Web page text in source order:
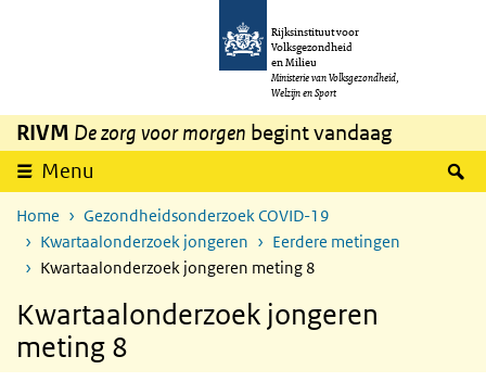
Overslaan en naar de inhoud gaan
Rijksinstituut voor
Volksgezondheid
en Milieu
Ministerie van Volksgezondheid,
Welzijn en Sport
RIVM De zorg voor morgen begint vandaag
Menu
Home
Gezondheidsonderzoek COVID-19
Kwartaalonderzoek jongeren
Eerdere metingen
Kwartaalonderzoek jongeren meting 8
Kwartaalonderzoek jongeren
meting 8